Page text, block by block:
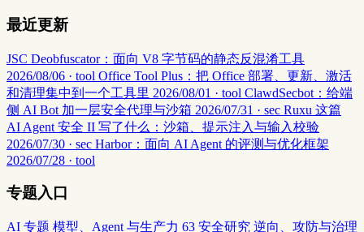
最近更新
JSC Deobfuscator：面向 V8 字节码的静态反混淆工具
2026/08/06 · tool Office Tool Plus：把 Office 部署、更新、激活
和清理集中到一个工具里 2026/08/01 · tool ClawdSecbot：给端
侧 AI Bot 加一层安全代理与沙箱 2026/07/31 · sec Ruxu 这篇
AI Agent 安全 II 写了什么：沙箱、提示注入与输入校验
2026/07/30 · sec Harbor：面向 AI Agent 的评测与优化框架
2026/07/28 · tool
专题入口
AI 专题 模型、Agent 与生产力 63 安全研究 逆向、攻防与治理